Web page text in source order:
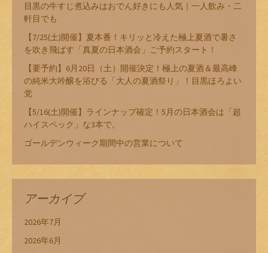
目黒の牛すじ煮込みはおでん好きにも人気｜一人飲み・二
軒目でも
【7/25(土)開催】夏本番！キリッと冷えた極上夏酒で暑さ
を吹き飛ばす「真夏の日本酒会」ご予約スタート！
【要予約】6月20日（土）開催決定！極上の夏酒＆最高峰
の純米大吟醸を浴びる「大人の夏酒祭り」！目黒ほろよい
党
【5/16(土)開催】ラインナップ確定！5月の日本酒会は「超
ハイスペック」な3本で。
ゴールデンウィーク期間中の営業について
アーカイブ
2026年7月
2026年6月